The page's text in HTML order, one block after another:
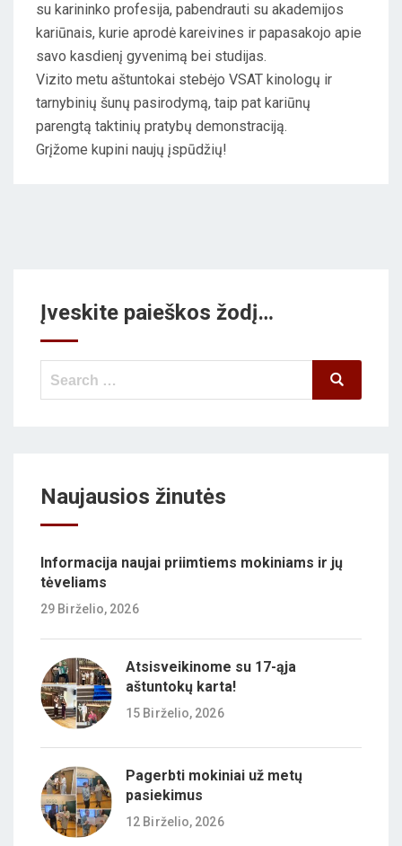
N
su karininko profesija, pabendrauti su akademijos
kariūnais, kurie aprodė kareivines ir papasakojo apie
savo kasdienį gyvenimą bei studijas.
Vizito metu aštuntokai stebėjo VSAT kinologų ir
tarnybinių šunų pasirodymą, taip pat kariūnų
parengtą taktinių pratybų demonstraciją.
Grįžome kupini naujų įspūdžių!
Įveskite paieškos žodį…
Search
Search
Naujausios žinutės
Informacija naujai priimtiems mokiniams ir jų
tėveliams
29 Birželio, 2026
Atsisveikinome su 17-ąja
aštuntokų karta!
15 Birželio, 2026
Pagerbti mokiniai už metų
pasiekimus
12 Birželio, 2026